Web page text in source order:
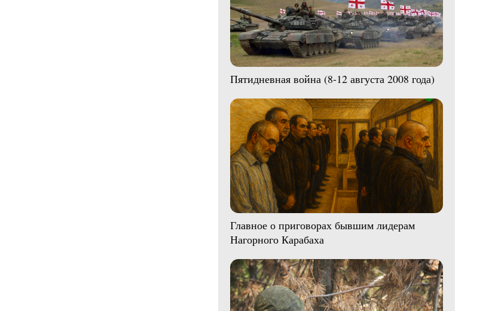
Пятидневная война (8-12 августа 2008 года)
Главное о приговорах бывшим лидерам
Нагорного Карабаха